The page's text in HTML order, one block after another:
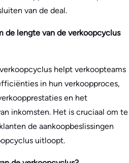
van de deal.
de lengte van de verkoopcyclus
helpt verkoopteams
in hun verkoopproces,
en het
inkomsten. Het is cruciaal om te
de aankoopbeslissingen
uitloopt.